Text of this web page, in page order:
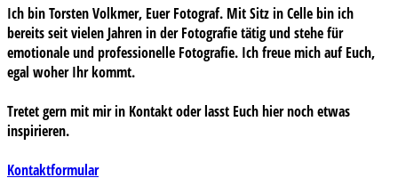
Ich bin Torsten Volkmer, Euer Fotograf. Mit Sitz in Celle bin ich
bereits seit vielen Jahren in der Fotografie tätig und stehe für
emotionale und professionelle Fotografie. Ich freue mich auf Euch,
egal woher Ihr kommt.
Tretet gern mit mir in Kontakt oder lasst Euch hier noch etwas
inspirieren.
Kontaktformular